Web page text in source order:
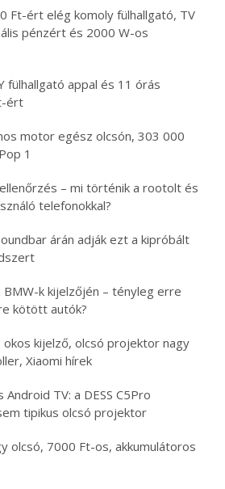
Ft-ért elég komoly fülhallgató, TV
pénzért és 2000 W-os
fülhallgató appal és 11 órás
ért
motor egész olcsón, 303 000
1
– mi történik a rootolt és
telefonokkal?
árán adják ezt a kipróbált
BMW-k kijelzőjén – tényleg erre
kötött autók?
okos kijelző, olcsó projektor nagy
Xiaomi hírek
TV: a DESS C5Pro
tipikus olcsó projektor
olcsó, 7000 Ft-os, akkumulátoros